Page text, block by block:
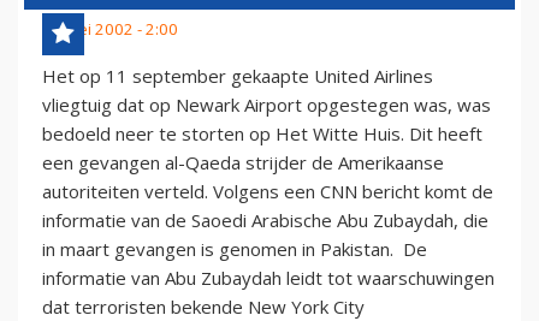
24 mei 2002 - 2:00
Het op 11 september gekaapte United Airlines
vliegtuig dat op Newark Airport opgestegen was, was
bedoeld neer te storten op Het Witte Huis. Dit heeft
een gevangen al-Qaeda strijder de Amerikaanse
autoriteiten verteld. Volgens een CNN bericht komt de
informatie van de Saoedi Arabische Abu Zubaydah, die
in maart gevangen is genomen in Pakistan. De
informatie van Abu Zubaydah leidt tot waarschuwingen
dat terroristen bekende New York City